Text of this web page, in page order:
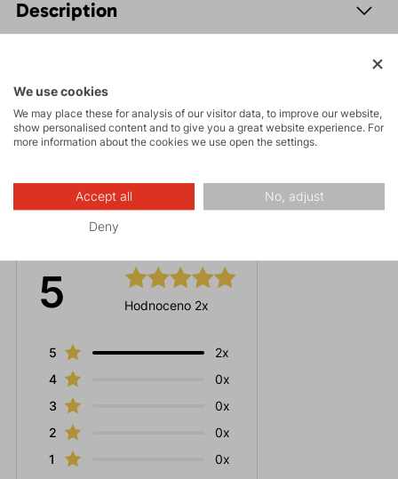
Description
Maintenance
5 Hodnoceno 2x
5
2x
4
0x
3
0x
2
0x
1
0x
We use cookies
We may place these for analysis of our visitor data, to improve our website,
show personalised content and to give you a great website experience. For
more information about the cookies we use open the settings.
Accept all No, adjust
Deny